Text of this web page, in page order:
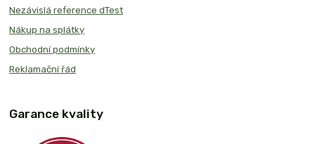
Nezávislá reference dTest
Nákup na splátky
Obchodní podmínky
Reklamační řád
Garance kvality